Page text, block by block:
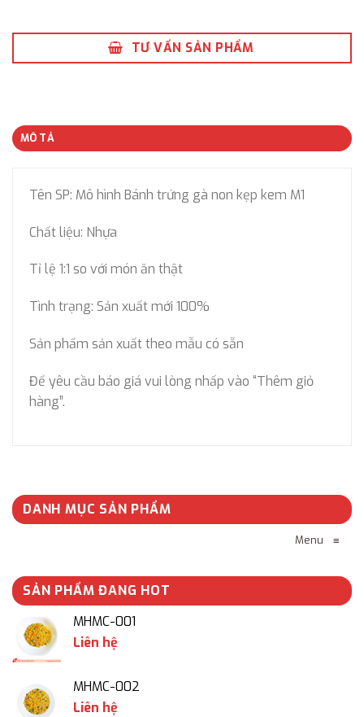
TƯ VẤN SẢN PHẨM
MÔ TẢ
Tên SP: Mô hình Bánh trứng gà non kẹp kem M1
Chất liệu: Nhựa
Tỉ lệ 1:1 so với món ăn thật
Tình trạng: Sản xuất mới 100%
Sản phẩm sản xuất theo mẫu có sẵn
Để yêu cầu báo giá vui lòng nhấp vào “Thêm giỏ
hàng”.
DANH MỤC SẢN PHẨM
Menu ≡
SẢN PHẨM ĐANG HOT
MHMC-001
Liên hệ
MHMC-002
Liên hệ